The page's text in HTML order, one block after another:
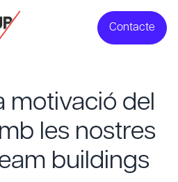
Contacte
motivació del
les nostres
buildings